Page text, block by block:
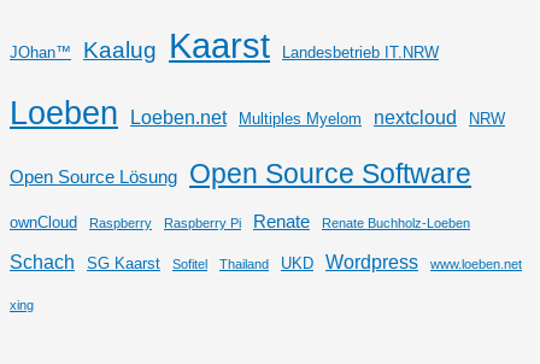
JOhan™ Kaalug Kaarst Landesbetrieb IT.NRW
Loeben Loeben.net Multiples Myelom nextcloud NRW
Open Source Lösung Open Source Software
ownCloud Raspberry Raspberry Pi Renate Renate Buchholz-Loeben
Schach SG Kaarst Sofitel Thailand UKD Wordpress www.loeben.net
xing